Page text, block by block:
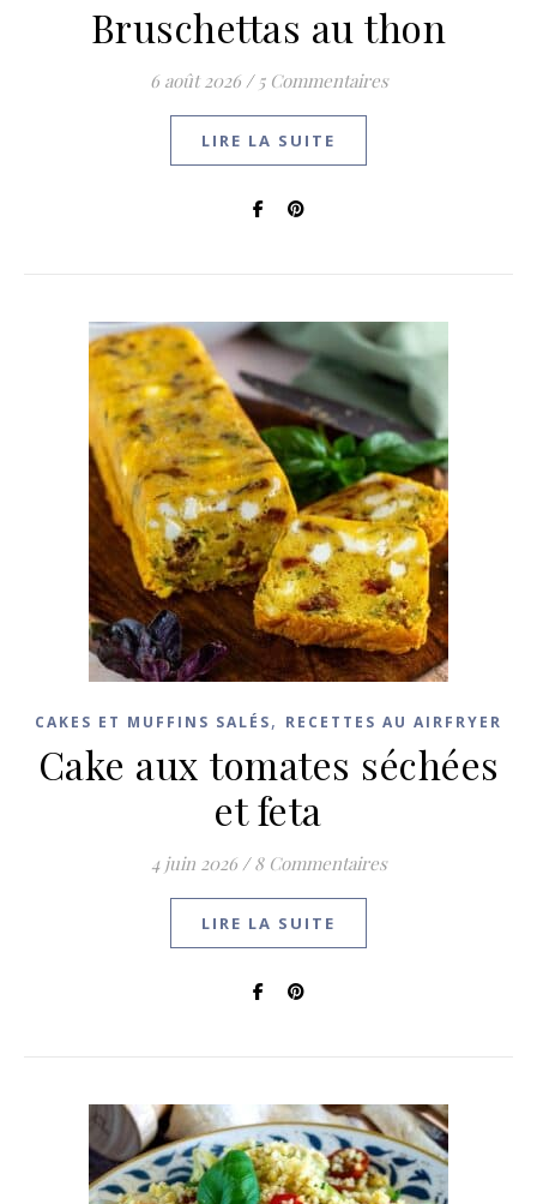
Bruschettas au thon
6 août 2026 / 5 Commentaires
LIRE LA SUITE
CAKES ET MUFFINS SALÉS, RECETTES AU AIRFRYER
Cake aux tomates séchées
et feta
4 juin 2026 / 8 Commentaires
LIRE LA SUITE